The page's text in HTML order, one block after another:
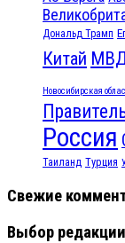
Дональд Трамп
Китай
Новосибирская
Россия
Таиланд Турция
Свежие
Выбор редакции